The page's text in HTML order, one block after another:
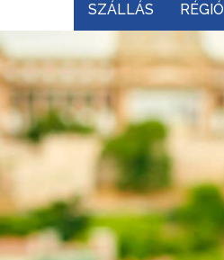
SZÁLLÁS RÉGIÓ